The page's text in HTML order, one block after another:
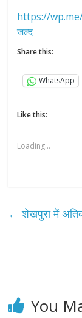
https://wp.me/
जल्द
Share this:
WhatsApp
Like this:
Loading...
← शेखपुरा में
You